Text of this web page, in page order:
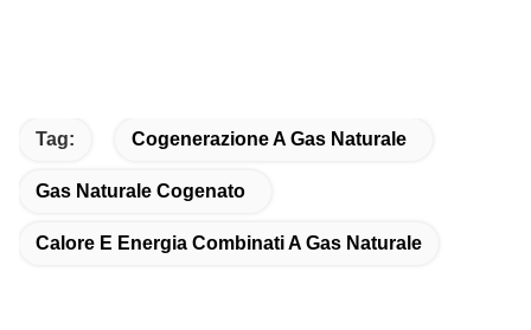
Tag: Cogenerazione A Gas Naturale
Gas Naturale Cogenato
Calore E Energia Combinati A Gas Naturale